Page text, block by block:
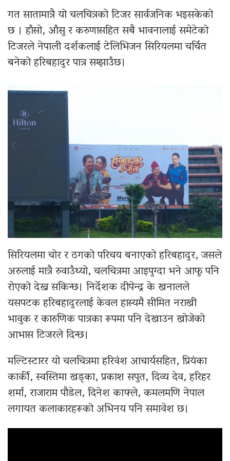
गत सातामात्रै यो चलचित्रको टिजर सार्वजनिक भइसकेको
छ । हाँसो, आँसु र करुणासहित सबै भावनालाई समेटेको
टिजरले नेपाली दर्शकलाई टेलिभिजन सिरियलमा चर्चित
बनेको हरिबहादुर पात्र सम्झाउँछ।
सिरियलमा चोर र ठगको परिचय बनाएको हरिबहादुर, जसले
अरुलाई मात्रै रुवाउँथ्यो, चलचित्रमा आइपुग्दा भने आफू पनि
रोएको देख्न सकिन्छ। निर्देशक दीपेन्द्र के खनालले
यसपटक हरिबहादुरलाई केवल हास्यमै सीमित नराखी
भावुक र कारुणिक पात्रका रूपमा पनि देखाउन खोजेको
आभास टिजरले दिन्छ।
मल्टिस्टारर यो चलचित्रमा हरिवंश आचार्यसहित, प्रियंका
कार्की, स्वस्तिमा खड्का, प्रकाश सपुत, दिव्य देव, हरिहर
शर्मा, राजाराम पौडेल, दिनेश काफ्ले, कमलमणि नेपाल
लगायत कलाकारहरूको अभिनय पनि समावेश छ।